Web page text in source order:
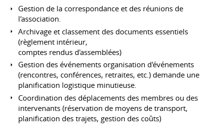
Gestion de la correspondance et des réunions de
l'association.
Archivage et classement des documents essentiels
(règlement intérieur,
comptes rendus d'assemblées)
Gestion des événements organisation d'événements
(rencontres, conférences, retraites, etc.) demande une
planification logistique minutieuse.
Coordination des déplacements des membres ou des
intervenants (réservation de moyens de transport,
planification des trajets, gestion des coûts)